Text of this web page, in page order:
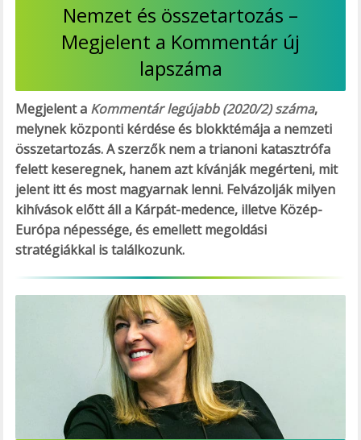
Nemzet és összetartozás –
Megjelent a Kommentár új
lapszáma
Megjelent a Kommentár legújabb (2020/2) száma,
melynek központi kérdése és blokktémája a nemzeti
összetartozás. A szerzők nem a trianoni katasztrófa
felett keseregnek, hanem azt kívánják megérteni, mit
jelent itt és most magyarnak lenni. Felvázolják milyen
kihívások előtt áll a Kárpát-medence, illetve Közép-
Európa népessége, és emellett megoldási
stratégiákkal is találkozunk.